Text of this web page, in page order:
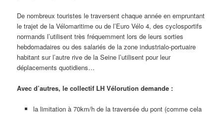
De nombreux touristes le traversent chaque année en empruntant
le trajet de la Vélomaritime ou de l’Euro Vélo 4, des cyclosportifs
normands l’utilisent très fréquemment lors de leurs sorties
hebdomadaires ou des salariés de la zone industrialo-portuaire
habitant sur l’autre rive de la Seine l’utilisent pour leur
déplacements quotidiens…
Avec d’autres, le collectif LH Vélorution demande :
la limitation à 70km/h de la traversée du pont (comme cela